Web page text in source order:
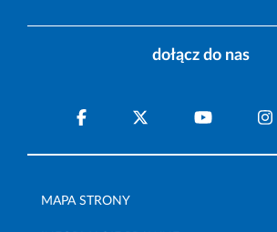
dołącz do nas
MAPA STRONY